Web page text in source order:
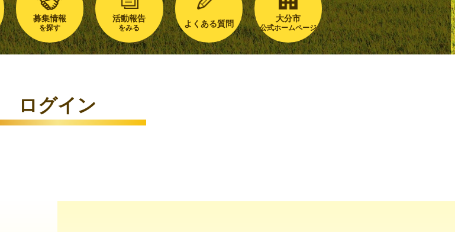
募集情報
を探す
活動報告
をみる よくある質問
大分市
公式ホームページ
ログイン